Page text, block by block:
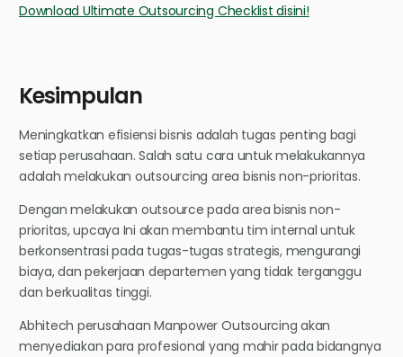
Download Ultimate Outsourcing Checklist disini!
Kesimpulan
Meningkatkan efisiensi bisnis adalah tugas penting bagi
setiap perusahaan. Salah satu cara untuk melakukannya
adalah melakukan outsourcing area bisnis non-prioritas.
Dengan melakukan outsource pada area bisnis non-
prioritas, upcaya Ini akan membantu tim internal untuk
berkonsentrasi pada tugas-tugas strategis, mengurangi
biaya, dan pekerjaan departemen yang tidak terganggu
dan berkualitas tinggi.
Abhitech perusahaan Manpower Outsourcing akan
menyediakan para profesional yang mahir pada bidangnya